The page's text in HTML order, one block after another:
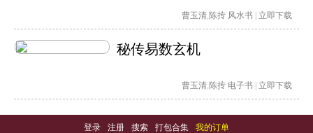
曹玉清 陈抟 风水书 | 立即下载
秘传易数玄机
曹玉清 陈抟 电子书 | 立即下载
登录 - 注册 - 搜索 - 打包合集 - 我的订单